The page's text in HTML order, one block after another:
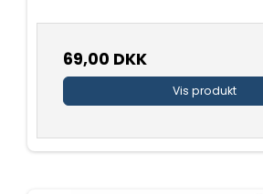
69,00 DKK
Vis produkt